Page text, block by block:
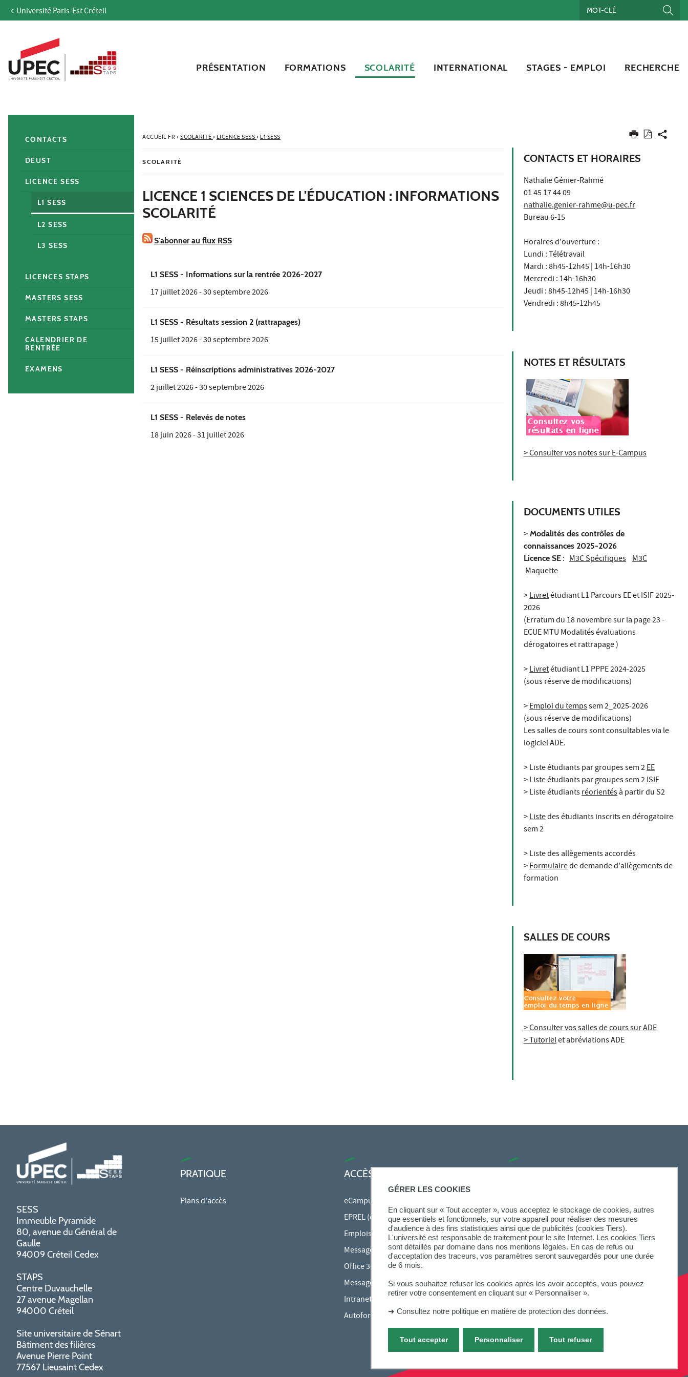
GÉRER LES COOKIES
En cliquant sur « Tout accepter », vous acceptez le stockage de cookies, autres
que essentiels et fonctionnels, sur votre appareil pour réaliser des mesures
d'audience à des fins statistiques ainsi que de publicités (cookies Tiers).
L'université est responsable de traitement pour le site Internet. Les cookies Tiers
sont détaillés par domaine dans nos mentions légales. En cas de refus ou
d'acceptation des traceurs, vos paramètres seront sauvegardés pour une durée
de 6 mois.
Si vous souhaitez refuser les cookies après les avoir acceptés, vous pouvez
retirer votre consentement en cliquant sur « Personnaliser ».
➜ Consultez notre politique en matière de protection des données.
Tout accepter Tout refuser
Personnaliser
Aller au contenu
Accès directs
Recherche
Navigation secondaire
Université Paris-Est Créteil
PRÉSENTATION FORMATIONS SCOLARITÉ INTERNATIONAL STAGES - EMPLOI RECHERCHE
ACCUEIL FR› SCOLARITÉ › LICENCE SESS › L1 SESS
SCOLARITÉ
LICENCE 1 SCIENCES DE L'ÉDUCATION : INFORMATIONS
SCOLARITÉ
S'abonner au flux RSS
L1 SESS - Informations sur la rentrée 2026-2027
17 juillet 2026-30 septembre 2026
L1 SESS - Résultats session 2 (rattrapages)
15 juillet 2026-30 septembre 2026
L1 SESS - Réinscriptions administratives 2026-2027
2 juillet 2026-30 septembre 2026
L1 SESS - Relevés de notes
18 juin 2026-31 juillet 2026
CONTACTS ET HORAIRES
Nathalie Génier-Rahmé
01 45 17 44 09
nathalie.genier-rahme@u-pec.fr
Bureau 6-15
Horaires d'ouverture :
Lundi : Télétravail
Mardi : 8h45-12h45 | 14h-16h30
Mercredi : 14h-16h30
Jeudi : 8h45-12h45 | 14h-16h30
Vendredi : 8h45-12h45
NOTES ET RÉSULTATS
> Consulter vos notes sur E-Campus
DOCUMENTS UTILES
> Modalités des contrôles de
connaissances 2025-2026
Licence SE : M3C Spécifiques M3C
Maquette
>Livretétudiant L1 Parcours EE et ISIF 2025-
2026
(Erratum du 18 novembre sur la page 23 -
ECUE MTU Modalités évaluations
dérogatoires et rattrapage )
>Livretétudiant L1 PPPE 2024-2025
(sous réserve de modifications)
>Emploi du tempssem 2_2025-2026
(sous réserve de modifications)
Les salles de cours sont consultables via le
logiciel ADE.
> Liste étudiants par groupes sem 2EE
> Liste étudiants par groupes sem 2ISIF
> Liste étudiantsréorientésà partir du S2
>Listedes étudiants inscrits en dérogatoire
sem 2
> Liste des allègements accordés
>Formulairede demande d'allègements de
formation
SALLES DE COURS
> Consulter vos salles de cours sur ADE
> Tutorielet abréviations ADE
CONTACTS
DEUST
LICENCE SESS
L1 SESS
L2 SESS
L3 SESS
LICENCES STAPS
MASTERS SESS
MASTERS STAPS
CALENDRIER DE
RENTRÉE
EXAMENS
SESS
Immeuble Pyramide
80, avenue du Général de
Gaulle
94009 Créteil Cedex
STAPS
Centre Duvauchelle
27 avenue Magellan
94000 Créteil
Site universitaire de Sénart
Bâtiment des filières
Avenue Pierre Point
77567 Lieusaint Cedex
PRATIQUE
Plans d'accès
ACCÈS RAPIDES
eCampus
EPREL (cours en ligne)
Emplois du temps en ligne (ADE)
Messagerie étudiante
Office 365
Messagerie des personnels
Intranet des personnels
Autoformations bureautiques